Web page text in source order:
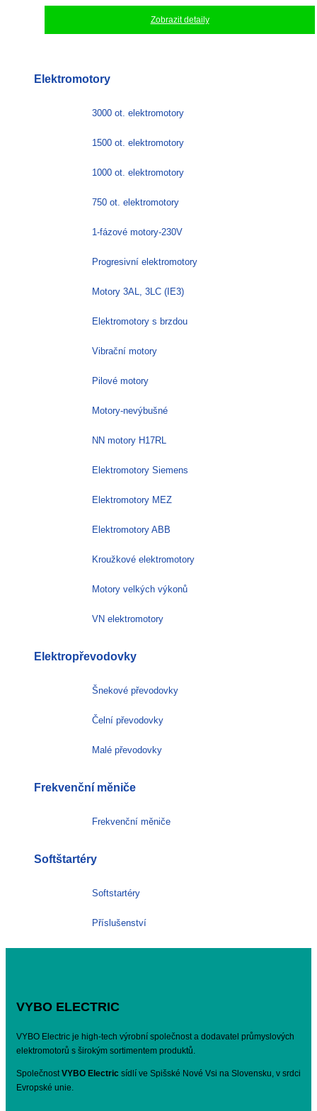
Zobrazit detaily
Elektromotory
3000 ot. elektromotory
1500 ot. elektromotory
1000 ot. elektromotory
750 ot. elektromotory
1-fázové motory-230V
Progresivní elektromotory
Motory 3AL, 3LC (IE3)
Elektromotory s brzdou
Vibrační motory
Pilové motory
Motory-nevýbušné
NN motory H17RL
Elektromotory Siemens
Elektromotory MEZ
Elektromotory ABB
Kroužkové elektromotory
Motory velkých výkonů
VN elektromotory
Elektropřevodovky
Šnekové převodovky
Čelní převodovky
Malé převodovky
Frekvenční měniče
Frekvenční měniče
Softštartéry
Softstartéry
Příslušenství
VYBO ELECTRIC
VYBO Electric je high-tech výrobní společnost a dodavatel průmyslových
elektromotorů s širokým sortimentem produktů.
SpolečnostVYBO Electric sídlí ve Spišské Nové Vsi na Slovensku, v srdci
Evropské unie.